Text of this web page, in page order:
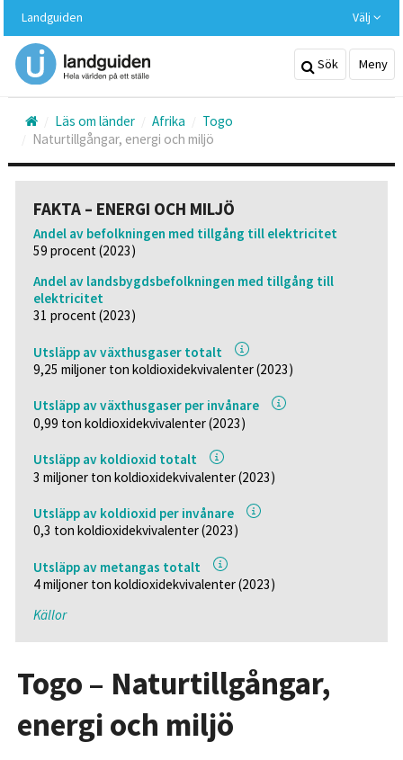
huvudinnehållet
Landguiden Välj
Sök Meny
Läs om länder Afrika
Togo
Naturtillgångar, energi och miljö
FAKTA – ENERGI OCH MILJÖ
Andel av befolkningen med tillgång till elektricitet
59 procent (2023)
Andel av landsbygdsbefolkningen med tillgång till
elektricitet
31 procent (2023)
Utsläpp av växthusgaser totalt
9,25 miljoner ton koldioxidekvivalenter (2023)
Utsläpp av växthusgaser per invånare
0,99 ton koldioxidekvivalenter (2023)
Utsläpp av koldioxid totalt
3 miljoner ton koldioxidekvivalenter (2023)
Utsläpp av koldioxid per invånare
0,3 ton koldioxidekvivalenter (2023)
Utsläpp av metangas totalt
4 miljoner ton koldioxidekvivalenter (2023)
Källor
Togo – Naturtillgångar,
energi och miljö